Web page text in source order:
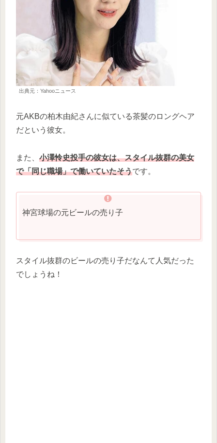
出典元：Yahooニュース
元AKBの柏木由紀さんに似ている茶髪のロングヘア
だという彼女。
また、 小澤怜史投手の彼女は、スタイル抜群の美女
で「同じ職場」で働いていたそうです。
神宮球場の元ビールの売り子
スタイル抜群のビールの売り子だなんて人気だった
でしょうね！